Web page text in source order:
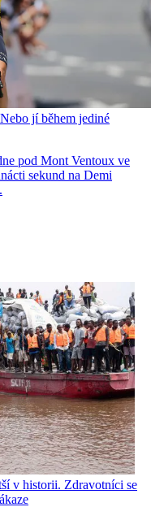
jí během jediné
pod Mont Ventoux ve
sekund na Demi
v historii. Zdravotníci se